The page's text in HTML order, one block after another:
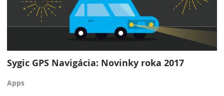
Sygic GPS Navigácia: Novinky roka 2017
Apps